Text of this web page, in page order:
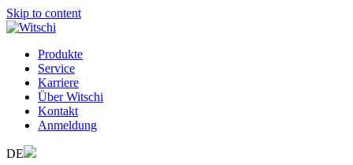
Skip to content
Produkte
Service
Karriere
Über Witschi
Kontakt
Anmeldung
DE